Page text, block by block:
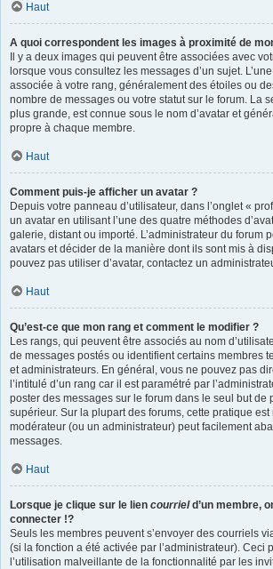
Haut
A quoi correspondent les images à proximité de
Il y a deux images qui peuvent être associées avec
lorsque vous consultez les messages d’un sujet.
associée à votre rang, généralement des étoiles ou
nombre de messages ou votre statut sur le forum. La
plus grande, est connue sous le nom d’avatar et
propre à chaque membre.
Haut
Comment puis-je afficher un avatar ?
Depuis votre panneau d’utilisateur, dans l’onglet «
un avatar en utilisant l’une des quatre méthodes
galerie, distant ou importé. L’administrateur du forum
avatars et décider de la manière dont ils sont mis à
pouvez pas utiliser d’avatar, contactez un
Haut
Qu’est-ce que mon rang et comment le modifier ?
Les rangs, qui peuvent être associés au nom
de messages postés ou identifient certains membres
et administrateurs. En général, vous ne pouvez pas
l’intitulé d’un rang car il est paramétré par
poster des messages sur le forum dans le seul but de
supérieur. Sur la plupart des forums, cette pratique
modérateur (ou un administrateur) peut facilement
messages.
Haut
Lorsque je clique sur le lien courrield’un membre,
connecter !?
Seuls les membres peuvent s’envoyer des courriels
(si la fonction a été activée par l’administrateur). Ceci
l’utilisation malveillante de la fonctionnalité par les